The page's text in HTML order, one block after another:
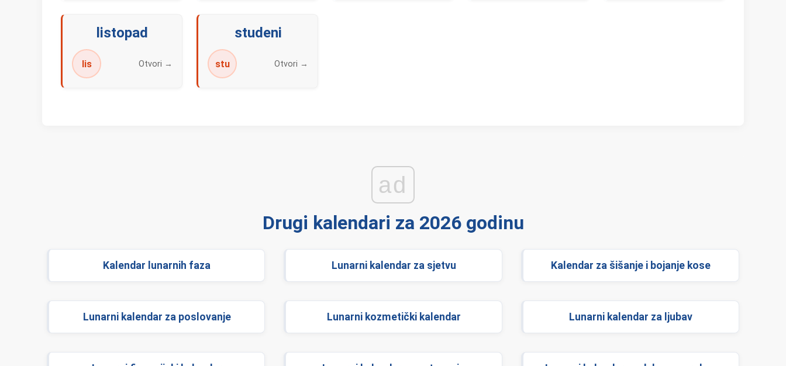
listopad
lis Otvori →
studeni
stu Otvori →
ad
Drugi kalendari za 2026 godinu
Kalendar lunarnih faza Lunarni kalendar za sjetvu Kalendar za šišanje i bojanje kose
Lunarni kalendar za poslovanje Lunarni kozmetički kalendar Lunarni kalendar za ljubav